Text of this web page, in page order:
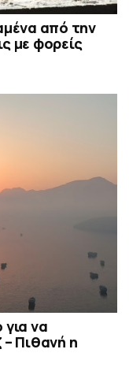
από την
με φορείς
να
Πιθανή η